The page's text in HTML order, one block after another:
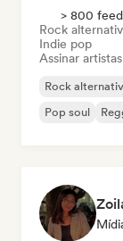
> 800
Rock
Indie pop
Assinar
Rock
Pop soul